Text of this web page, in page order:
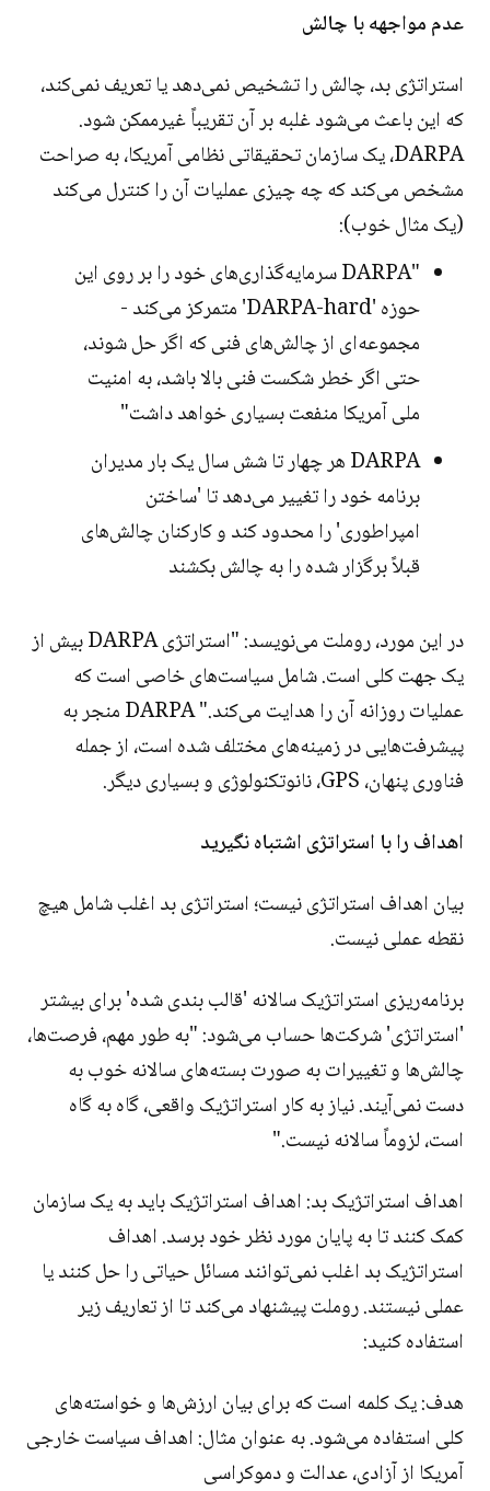
عدم مواجهه با چالش
استراتژی بد، چالش را تشخیص نمی‌دهد یا تعریف نمی‌کند،
که این باعث می‌شود غلبه بر آن تقریباً غیرممکن شود.
DARPA، یک سازمان تحقیقاتی نظامی آمریکا، به صراحت
مشخص می‌کند که چه چیزی عملیات آن را کنترل می‌کند
(یک مثال خوب):
"DARPA سرمایه‌گذاری‌های خود را بر روی این
حوزه 'DARPA-hard' متمرکز می‌کند -
مجموعه‌ای از چالش‌های فنی که اگر حل شوند،
حتی اگر خطر شکست فنی بالا باشد، به امنیت
ملی آمریکا منفعت بسیاری خواهد داشت"
DARPA هر چهار تا شش سال یک بار مدیران
برنامه خود را تغییر می‌دهد تا 'ساختن
امپراطوری' را محدود کند و کارکنان چالش‌های
قبلاً برگزار شده را به چالش بکشند
در این مورد، روملت می‌نویسد: "استراتژی DARPA بیش از
یک جهت کلی است. شامل سیاست‌های خاصی است که
عملیات روزانه آن را هدایت می‌کند." DARPA منجر به
پیشرفت‌هایی در زمینه‌های مختلف شده است، از جمله
فناوری پنهان، GPS، نانوتکنولوژی و بسیاری دیگر.
اهداف را با استراتژی اشتباه نگیرید
بیان اهداف استراتژی نیست؛ استراتژی بد اغلب شامل هیچ
نقطه عملی نیست.
برنامه‌ریزی استراتژیک سالانه 'قالب بندی شده' برای بیشتر
'استراتژی' شرکت‌ها حساب می‌شود: "به طور مهم، فرصت‌ها،
چالش‌ها و تغییرات به صورت بسته‌های سالانه خوب به
دست نمی‌آیند. نیاز به کار استراتژیک واقعی، گاه به گاه
است، لزوماً سالانه نیست."
اهداف استراتژیک بد: اهداف استراتژیک باید به یک سازمان
کمک کنند تا به پایان مورد نظر خود برسد. اهداف
استراتژیک بد اغلب نمی‌توانند مسائل حیاتی را حل کنند یا
عملی نیستند. روملت پیشنهاد می‌کند تا از تعاریف زیر
استفاده کنید:
هدف: یک کلمه است که برای بیان ارزش‌ها و خواسته‌های
کلی استفاده می‌شود. به عنوان مثال: اهداف سیاست خارجی
آمریکا از آزادی، عدالت و دموکراسی